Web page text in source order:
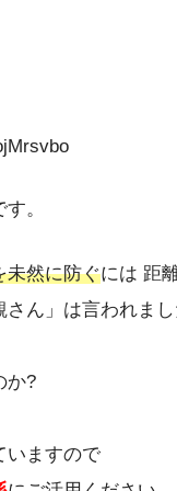
。
未然に防ぐには 距
ん」は言われまし
か?
いますので